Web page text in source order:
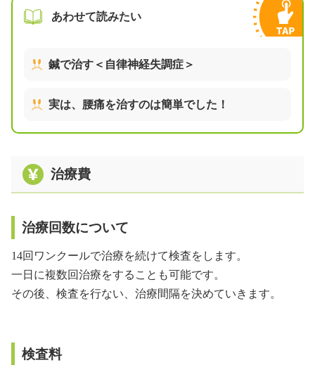
あわせて読みたい
鍼で治す＜自律神経失調症＞
実は、腰痛を治すのは簡単でした！
治療費
治療回数について
14回ワンクールで治療を続けて検査をします。
一日に複数回治療をすることも可能です。
その後、検査を行ない、治療間隔を決めていきます。
検査料